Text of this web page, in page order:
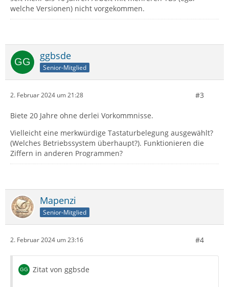
welche Versionen) nicht vorgekommen.
ggbsde
Senior-Mitglied
2. Februar 2024 um 21:28 #3
Biete 20 Jahre ohne derlei Vorkommnisse.
Vielleicht eine merkwürdige Tastaturbelegung ausgewählt?
(Welches Betriebssystem überhaupt?). Funktionieren die
Ziffern in anderen Programmen?
Mapenzi
Senior-Mitglied
2. Februar 2024 um 23:16 #4
Zitat von ggbsde